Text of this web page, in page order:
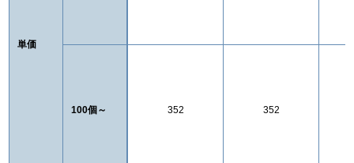
単価
100個～ 352 352